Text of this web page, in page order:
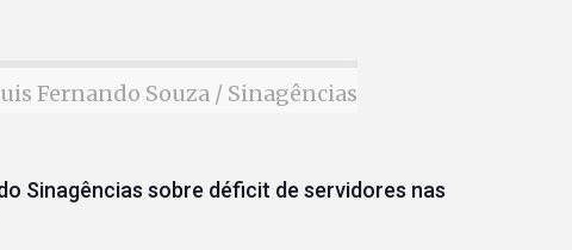
Fernando Souza / Sinagências
Sinagências sobre déficit de servidores nas